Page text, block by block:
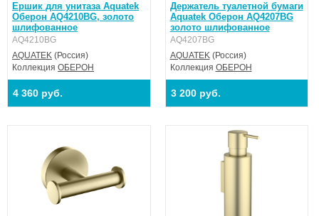
Ершик для унитаза Aquatek
Оберон AQ4210BG, золото
шлифованное
AQ4210BG
AQUATEK (Россия)
Коллекция ОБЕРОН
4 360 руб.
Держатель туалетной бумаги
Aquatek Оберон AQ4207BG
золото шлифованное
AQ4207BG
AQUATEK(Россия)
Коллекция ОБЕРОН
3 200 руб.